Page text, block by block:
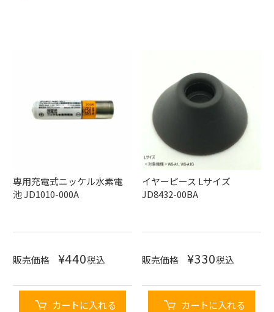
専用充電式ニッケル水素電
池 JD1010-000A
販売価格 ¥440税込
カートに入れる
イヤーピース Lサイズ
JD8432-00BA
販売価格 ¥330税込
カートに入れる